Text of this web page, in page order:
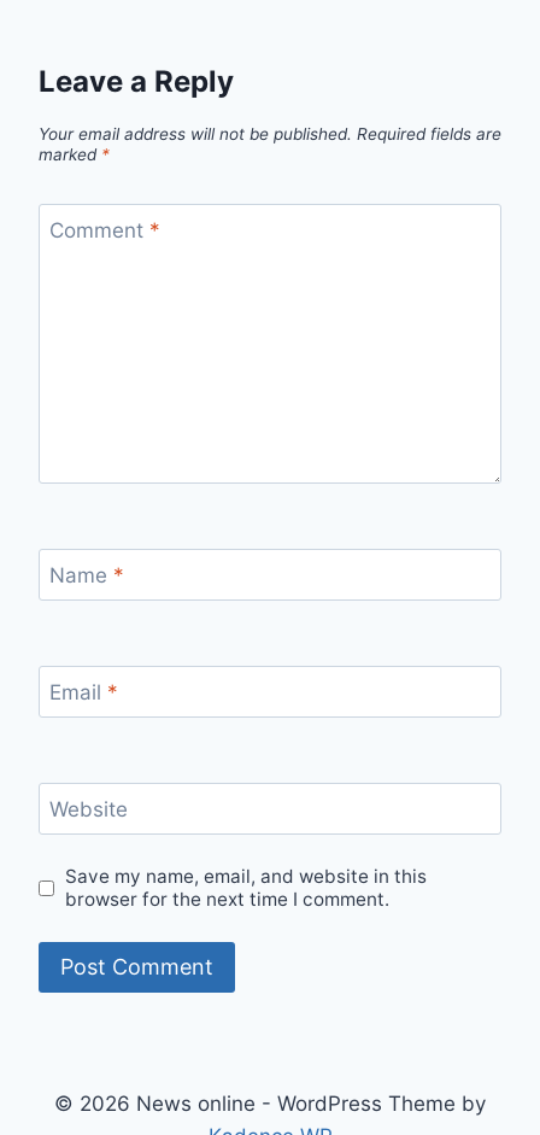
Leave a Reply
Your email address will not be published. Required fields are
marked *
Comment *
Name *
Email *
Website
Save my name, email, and website in this
browser for the next time I comment.
© 2026 News online - WordPress Theme by